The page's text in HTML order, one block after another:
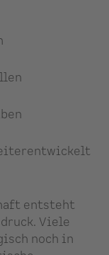
entsteht
Viele
noch in